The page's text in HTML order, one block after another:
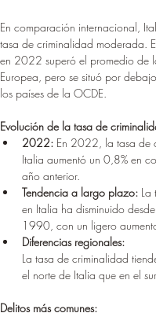
En comparación internacional,
tasa de criminalidad moderada.
en 2022 superó el promedio de
Europea, pero se situó por
los países de la OCDE.
Evolución de la tasa de
2022: En 2022, la tasa de
Italia aumentó un 0,8% en
año anterior.
Tendencia a largo plazo: La
en Italia ha disminuido
1990, con un ligero
Diferencias regionales:
La tasa de criminalidad
el norte de Italia que en el
Delitos más comunes: